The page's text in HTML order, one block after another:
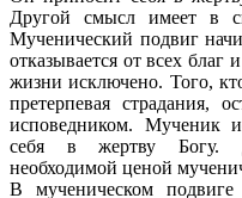
Другой смысл имеет в
Мученический подвиг
отказывается от всех
жизни исключено. Того,
претерпевая страдания,
исповедником. Мученик
себя в жертву Богу.
необходимой ценой
В мученическом